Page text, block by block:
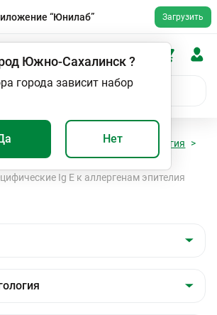
“Юнилаб” Загрузить
Южно-Сахалинск?
города зависит набор
Нет
Иммуноаллергология
к бытовым (эпидермальным)
Ig E к аллергенам эпителия